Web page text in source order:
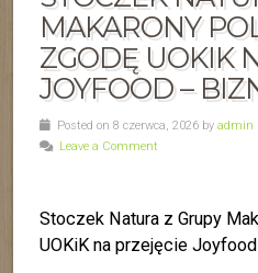
MAKARONY
ZGODĘ UOKIK
JOYFOOD –
Posted on 8 czerwca, 2026 by admin
Leave a Comment
Stoczek Natura z Grupy
UOKiK na przejęcie Joyfood